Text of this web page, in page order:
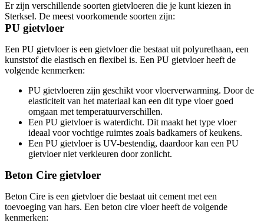
Er zijn verschillende soorten gietvloeren die je kunt kiezen in
Sterksel. De meest voorkomende soorten zijn:
PU gietvloer
Een PU gietvloer is een gietvloer die bestaat uit polyurethaan, een
kunststof die elastisch en flexibel is. Een PU gietvloer heeft de
volgende kenmerken:
PU gietvloeren zijn geschikt voor vloerverwarming. Door de
elasticiteit van het materiaal kan een dit type vloer goed
omgaan met temperatuurverschillen.
Een PU gietvloer is waterdicht. Dit maakt het type vloer
ideaal voor vochtige ruimtes zoals badkamers of keukens.
Een PU gietvloer is UV-bestendig, daardoor kan een PU
gietvloer niet verkleuren door zonlicht.
Beton Cire gietvloer
Beton Cire is een gietvloer die bestaat uit cement met een
toevoeging van hars. Een beton cire vloer heeft de volgende
kenmerken: